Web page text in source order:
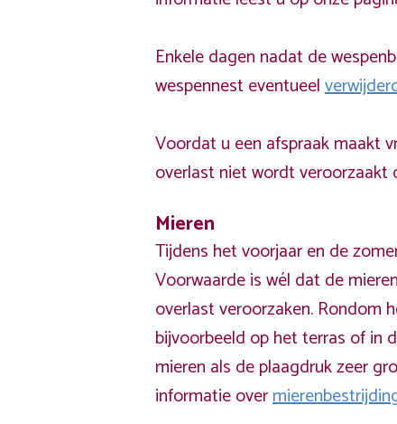
Enkele dagen nadat de
wespennest eventueel
Voordat u een afspraak maakt
overlast niet wordt veroorzaakt
Mieren
Tijdens het voorjaar en de
Voorwaarde is wél dat de
overlast veroorzaken. Rondom
bijvoorbeeld op het terras of in
mieren als de plaagdruk zeer
informatie over